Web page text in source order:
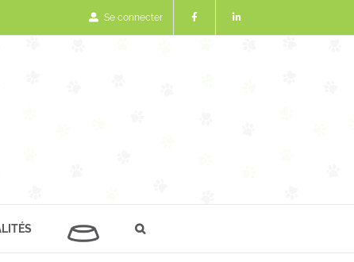
Se connecter